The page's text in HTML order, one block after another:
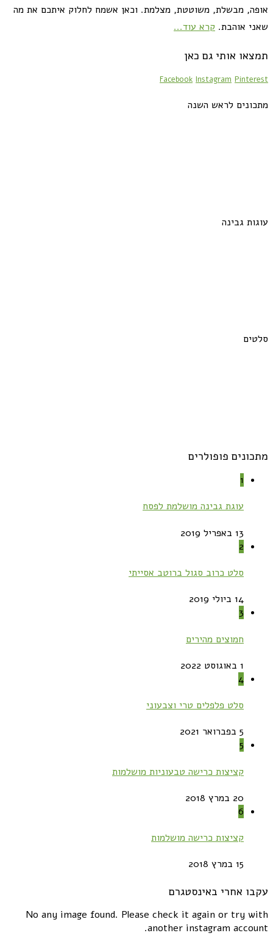
אופה, מבשלת, משוטטת, מצלמת. וכאן אשמח לחלוק איתכם את מה
שאני אוהבת. קרא עוד...
תמצאו אותי גם כאן
Facebook Instagram Pinterest
מתכונים לראש השנה
עוגות גבינה
סלטים
מתכונים פופולרים
1
עוגת גבינה מושלמת לפסח
13 באפריל 2019
2
סלט כרוב סגול ברוטב אסייתי
14 ביולי 2019
3
חמוצים מהירים
1 באוגוסט 2022
4
סלט פלפלים טרי וצבעוני
5 בפברואר 2021
5
קציצות כרישה טבעוניות מושלמות
20 במרץ 2018
6
קציצות כרישה מושלמות
15 במרץ 2018
עקבו אחרי באינסטגרם
No any image found. Please check it again or try with
another instagram account.